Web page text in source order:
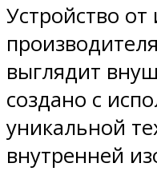
Устройство от
выглядит
создано с
уникальной
внутренней